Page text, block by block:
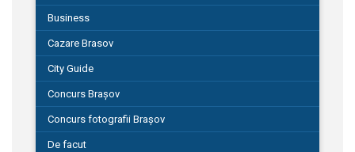
Business
Cazare Brasov
City Guide
Concurs Brașov
Concurs fotografii Brașov
De facut